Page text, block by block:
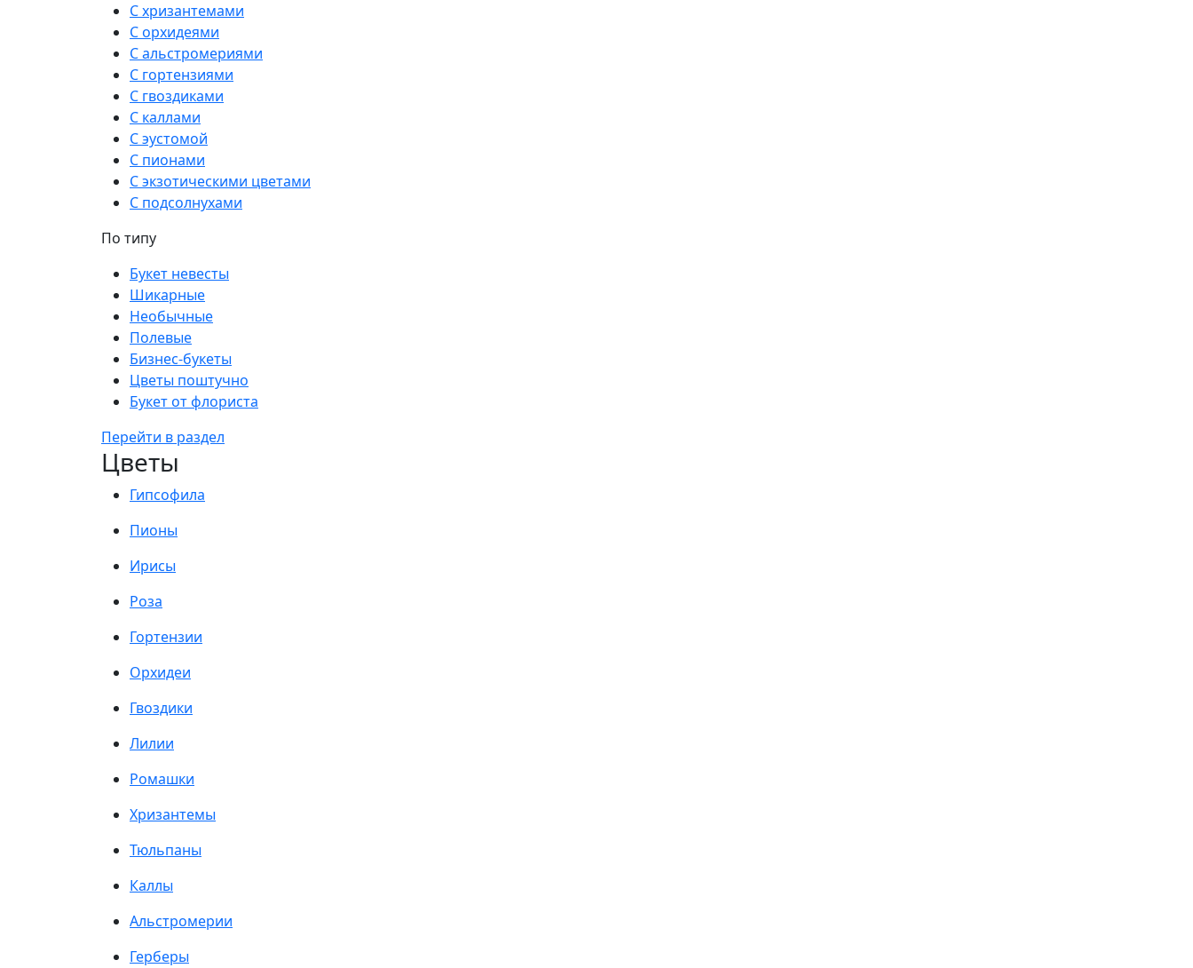
С хризантемами
С орхидеями
С альстромериями
С гортензиями
С гвоздиками
С каллами
С эустомой
С пионами
С экзотическими цветами
С подсолнухами
По типу
Букет невесты
Шикарные
Необычные
Полевые
Бизнес-букеты
Цветы поштучно
Букет от флориста
Перейти в раздел
Цветы
Гипсофила
Пионы
Ирисы
Роза
Гортензии
Орхидеи
Гвоздики
Лилии
Ромашки
Хризантемы
Тюльпаны
Каллы
Альстромерии
Герберы